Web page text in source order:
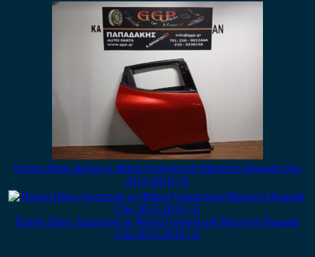
Πόρτα Πίσω Δεξιά με Φάσα Γυαλιστερή Μπορντό Renault Clio
2013-2019 / Ε
Πόρτα Πίσω Αριστερή με Φάσα Γυαλιστερή Μπορντό Renault
Clio 2013-2019 / Ε